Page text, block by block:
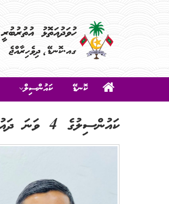
ކޮނޑޭ ކައުންސިލް
ކައުންސިލުގެ 4 ވަނަ ދައުރުގެ މެންބަރުން